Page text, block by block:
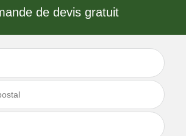
de devis gratuit